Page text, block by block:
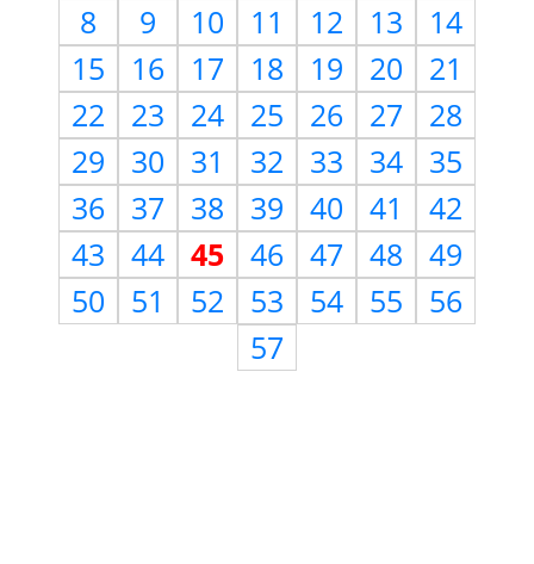
8
9 10 11 12 13
14
15
16 17 18 19 20
21
22
23 24 25 26 27
28
29
30 31 32 33 34
35
36
37 38 39 40 41
42
43
44 45 46 47 48
49
50
51 52 53 54 55
56
57